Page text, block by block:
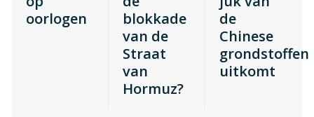
oorlogen
blokkade
van de
Straat
van
Hormuz?
de
Chinese
grondstoffen
uitkomt